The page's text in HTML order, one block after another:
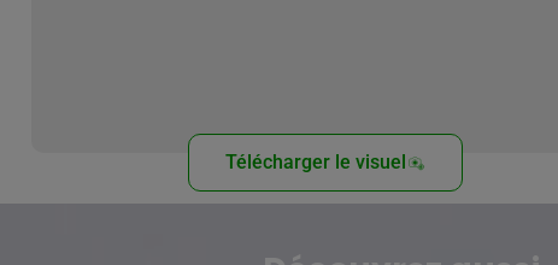
Télécharger le visuel